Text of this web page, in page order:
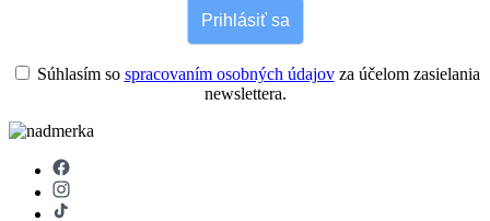
Prihlásiť sa
Súhlasím so spracovaním osobných údajovza účelom zasielania
newslettera.